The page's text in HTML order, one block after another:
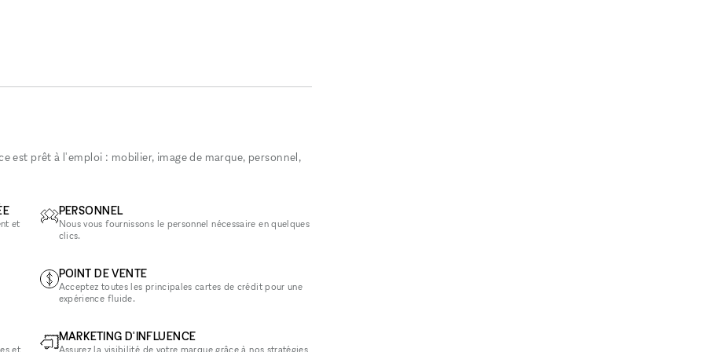
est prêt à l'emploi : mobilier, image de marque, personnel,
et
et
PERSONNEL
Nous vous fournissons le personnel nécessaire en quelques
clics.
POINT DE VENTE
Acceptez toutes les principales cartes de crédit pour une
expérience fluide.
MARKETING D'INFLUENCE
Assurez la visibilité de votre marque grâce à nos stratégies